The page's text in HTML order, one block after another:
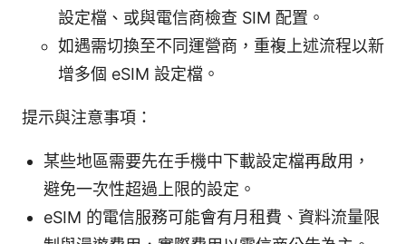
設定檔、或與電信商檢查 SIM 配置。
如遇需切換至不同運營商，重複上述流程以新
增多個 eSIM 設定檔。
提示與注意事項：
某些地區需要先在手機中下載設定檔再啟用，
避免一次性超過上限的設定。
eSIM 的電信服務可能會有月租費、資料流量限